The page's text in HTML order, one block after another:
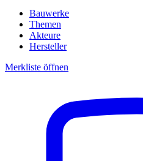
Bauwerke
Themen
Akteure
Hersteller
Merkliste öffnen